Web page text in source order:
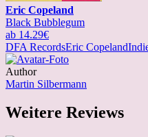
Eric Copeland
Black Bubblegum
ab 14.29€
DFA RecordsEric Copeland
Author
Martin Silbermann
Weitere Reviews